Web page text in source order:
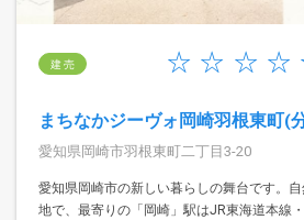
建 売
まちなかジーヴォ岡崎羽根東町(
愛知県岡崎市羽根東町二丁目3-20
愛知県岡崎市の新しい暮らしの舞台です。
地で、最寄りの「岡崎」駅はJR東海道本線